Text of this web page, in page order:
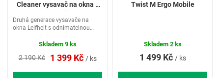
Cleaner vysavač na okna s
mopem a tyčí 43 cm
2 190 Kč 1 399 Kč / ks
Druhá generace vysavače na
okna Leifheit s odnímatelnou
43 cm v setu s oboustranným
design i nové praktické funkce.
Skladem 9 ks
Twist M Ergo Mobile
1 499 Kč / ks
Skladem 2 ks